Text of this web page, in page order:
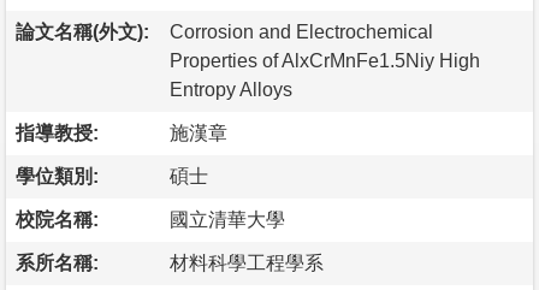
論文名稱(外文):
Corrosion and Electrochemical
Properties of AlxCrMnFe1.5Niy High
Entropy Alloys
指導教授: 施漢章
學位類別: 碩士
校院名稱: 國立清華大學
系所名稱: 材料科學工程學系